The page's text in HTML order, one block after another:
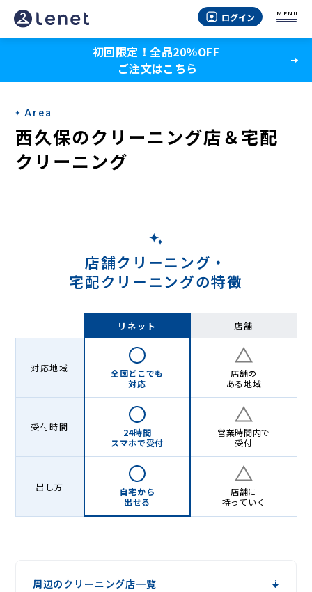
西
久
の
宅
配
ク
Lenet〈リ
ログイン MENU
初回限定！全品20％OFF
ご注文はこちら
Area
西久保のクリーニング店＆宅配
クリーニング
店舗クリーニング・
宅配クリーニングの特徴
リネット 店舗
対応地域
全国どこでも
対応
店舗の
ある地域
受付時間
24時間
スマホで受付
営業時間内で
受付
出し方
自宅から
出せる
店舗に
持っていく
周辺のクリーニング店一覧